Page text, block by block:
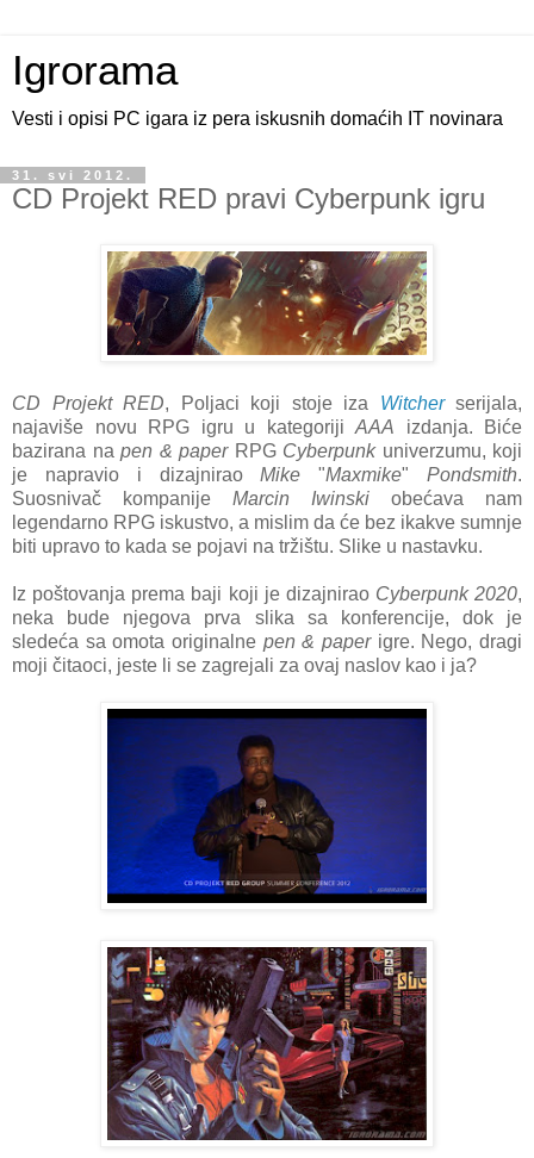
Igrorama
Vesti i opisi PC igara iz pera iskusnih domaćih IT novinara
31. svi 2012.
CD Projekt RED pravi Cyberpunk igru
CD Projekt RED, Poljaci koji stoje iza Witcherserijala,
najaviše novu RPG igru u kategoriji AAA izdanja. Biće
bazirana na pen & paperRPG Cyberpunkuniverzumu, koji
je napravio i dizajniraoMike"Maxmike" Pondsmith.
Suosnivač kompanije Marcin Iwinski obećava nam
legendarno RPG iskustvo, a mislim da će bez ikakve sumnje
biti upravo to kada se pojavi na tržištu. Slike u nastavku.
Iz poštovanja prema baji koji je dizajnirao Cyberpunk 2020,
neka bude njegova prva slika sa konferencije, dok je
sledeća sa omota originalne pen & paperigre. Nego, dragi
moji čitaoci, jeste li se zagrejali za ovaj naslov kao i ja?